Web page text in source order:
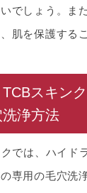
でしょう。ま
肌を保護する
スキン
浄方法
では、ハイド
専用の毛穴洗